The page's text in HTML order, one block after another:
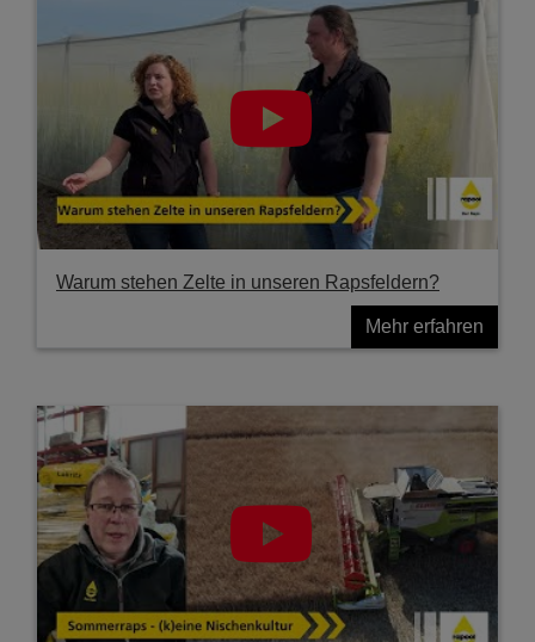
Warum stehen Zelte in unseren Rapsfeldern?
Mehr erfahren